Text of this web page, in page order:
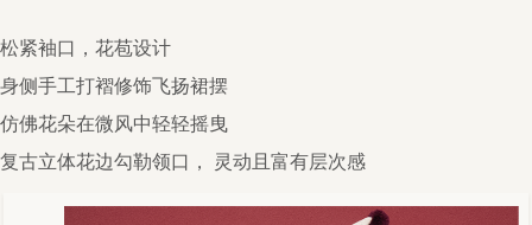
松紧袖口，花苞设计
身侧手工打褶修饰飞扬裙摆
仿佛花朵在微风中轻轻摇曳
复古立体花边勾勒领口， 灵动且富有层次感